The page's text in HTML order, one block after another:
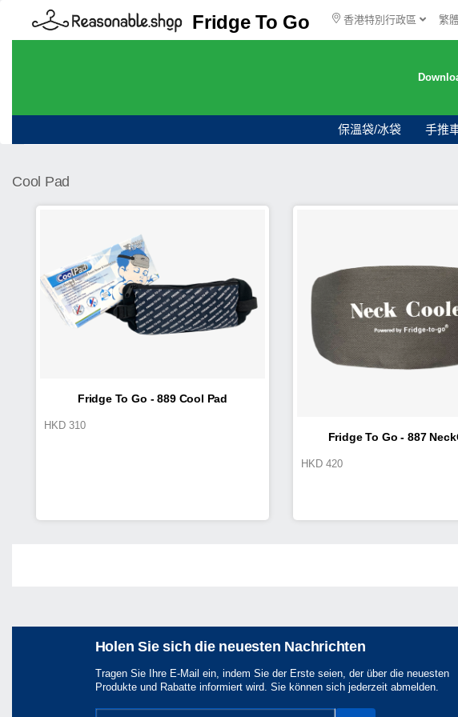
Fridge To Go 香港特別行政區 繁
保溫袋/冰袋 手推
Cool Pad
Fridge To Go - 889 Cool Pad
HKD 310
Fridge To Go - 887
HKD 420
Holen Sie sich die neuesten Nachrichten
Tragen Sie Ihre E-Mail ein, indem Sie der Erste seien, der über die neuesten
Produkte und Rabatte informiert wird. Sie können sich jederzeit abmelden.